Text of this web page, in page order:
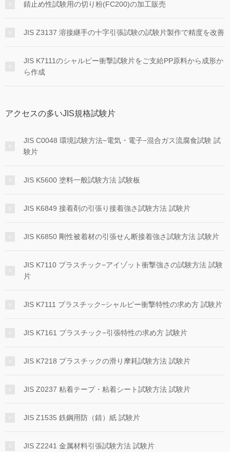
錆止め性試験用の切り粉(FC200)の加工販売
JIS Z3137 溶接継手の十字引張試験の試験片製作で精度を改善
JIS K7111のシャルピー衝撃試験片をご支給PP原料から成形か
ら作成
アクセスの多いJIS規格試験片
JIS C0048 環境試験方法−電気・電子−混合ガス流腐食試験 試
験片
JIS K5600 塗料一般試験方法 試験板
JIS K6849 接着剤の引張り接着強さ試験方法 試験片
JIS K6850 剛性被着材の引張せん断接着強さ試験方法 試験片
JIS K7110 プラスチック−アイゾット衝撃強さの試験方法 試験
片
JIS K7111 プラスチック−シャルピー衝撃特性の求め方 試験片
JIS K7161 プラスチック−引張特性の求め方 試験片
JIS K7218 プラスチックの滑り摩耗試験方法 試験片
JIS Z0237 粘着テープ・粘着シート試験方法 試験片
JIS Z1535 鉄鋼用防（錆）紙 試験片
JIS Z2241 金属材料引張試験方法 試験片